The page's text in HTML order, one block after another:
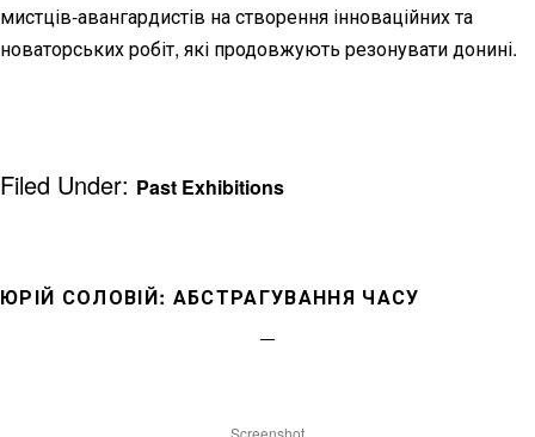
мистців-авангардистів на створення інноваційних та
новаторських робіт, які продовжують резонувати донині.
Filed Under: Past Exhibitions
ЮРІЙ СОЛОВІЙ: АБСТРАГУВАННЯ ЧАСУ
Screenshot